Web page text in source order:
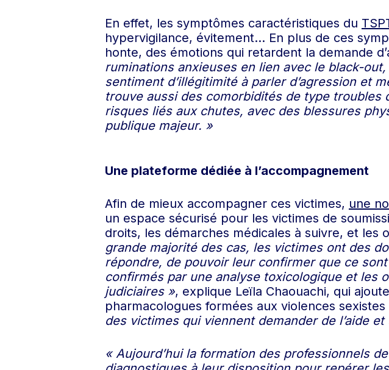
En effet, les symptômes caractéristiques du
hypervigilance, évitement… En plus de ces
honte, des émotions qui retardent la demande
ruminations anxieuses en lien avec le black-
sentiment d’illégitimité à parler d’agression et
trouve aussi des comorbidités de type troubles
risques liés aux chutes, avec des blessures
publique majeur. »
Une plateforme dédiée à l’accompagnement
Afin de mieux accompagner ces victimes, une
un espace sécurisé pour les victimes de
droits, les démarches médicales à suivre, et les
grande majorité des cas, les victimes ont des
répondre, de pouvoir leur confirmer que ce
confirmés par une analyse toxicologique et les
judiciaires », explique Leïla Chaouachi, qui
pharmacologues formées aux violences
des victimes qui viennent demander de l’aide
« Aujourd’hui la formation des professionnels